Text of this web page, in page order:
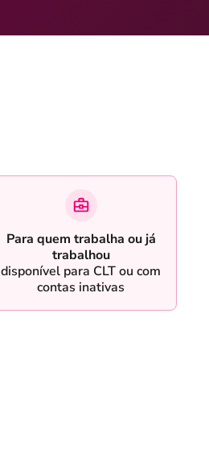
Para quem trabalha ou já
trabalhou
disponível para CLT ou com
contas inativas